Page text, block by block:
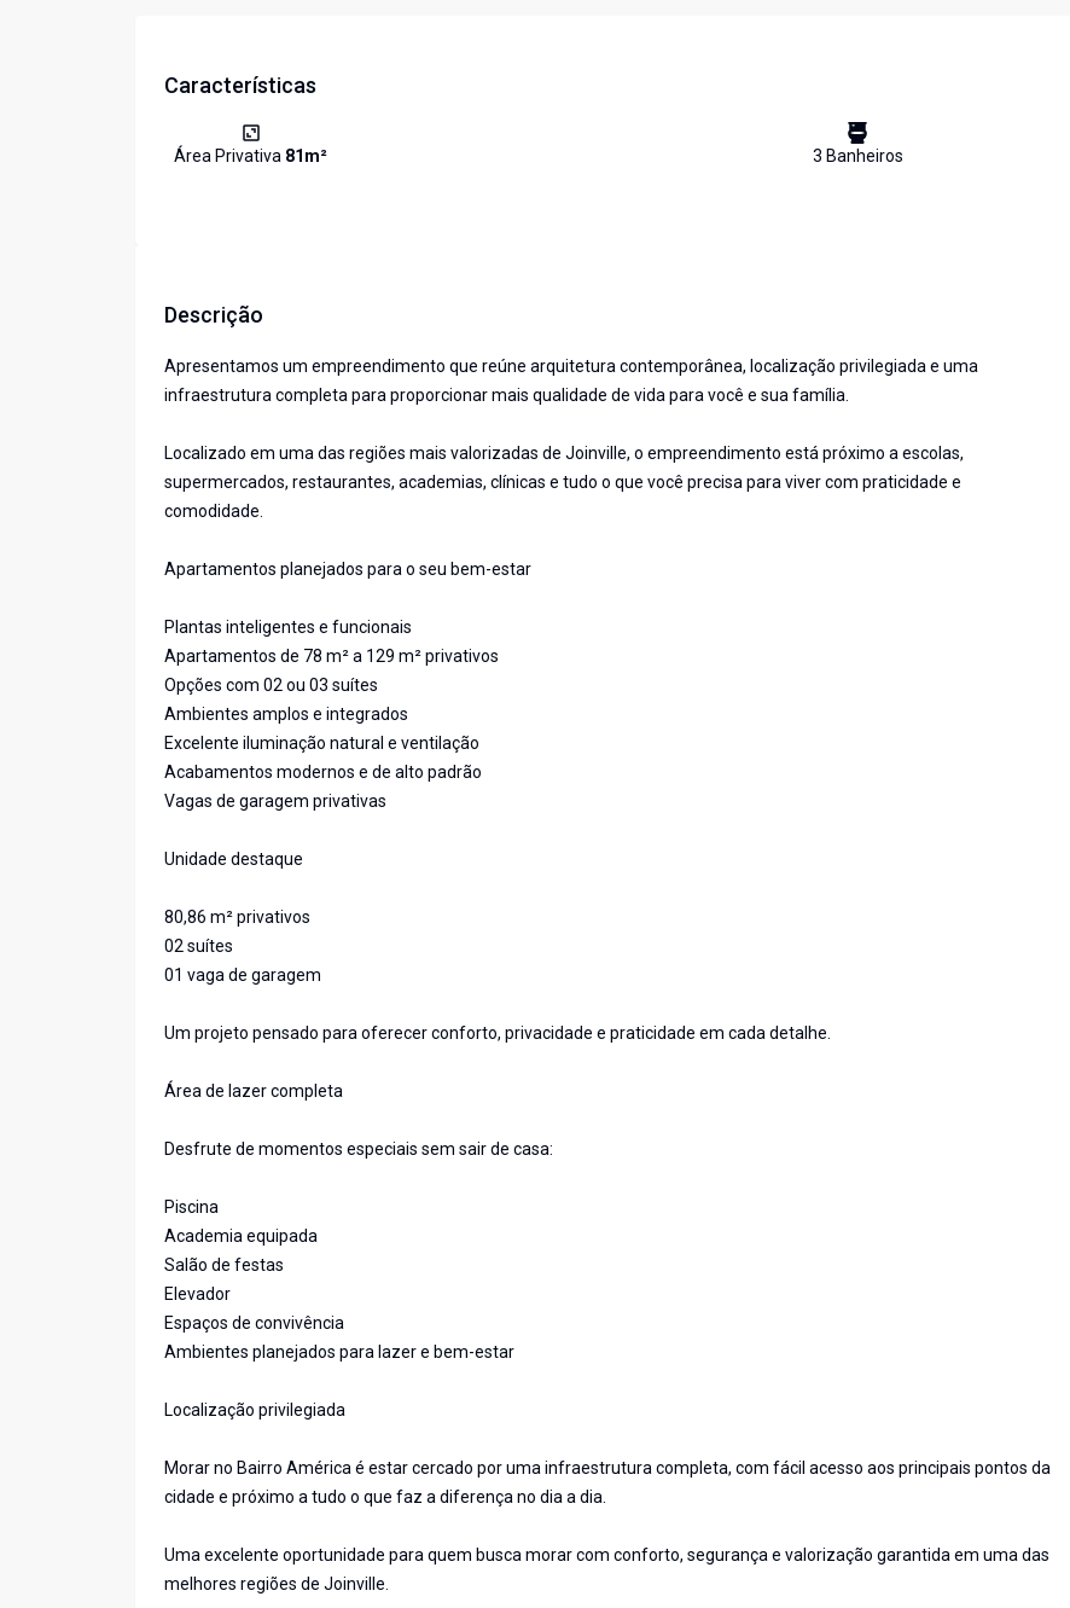
Características
Área Privativa 81m² 3 Banheiros
Descrição
Apresentamos um empreendimento que reúne arquitetura contemporânea, localização privilegiada e uma
infraestrutura completa para proporcionar mais qualidade de vida para você e sua família.
Localizado em uma das regiões mais valorizadas de Joinville, o empreendimento está próximo a escolas,
supermercados, restaurantes, academias, clínicas e tudo o que você precisa para viver com praticidade e
comodidade.
Apartamentos planejados para o seu bem-estar
Plantas inteligentes e funcionais
Apartamentos de 78 m² a 129 m² privativos
Opções com 02 ou 03 suítes
Ambientes amplos e integrados
Excelente iluminação natural e ventilação
Acabamentos modernos e de alto padrão
Vagas de garagem privativas
Unidade destaque
80,86 m² privativos
02 suítes
01 vaga de garagem
Um projeto pensado para oferecer conforto, privacidade e praticidade em cada detalhe.
Área de lazer completa
Desfrute de momentos especiais sem sair de casa:
Piscina
Academia equipada
Salão de festas
Elevador
Espaços de convivência
Ambientes planejados para lazer e bem-estar
Localização privilegiada
Morar no Bairro América é estar cercado por uma infraestrutura completa, com fácil acesso aos principais pontos da
cidade e próximo a tudo o que faz a diferença no dia a dia.
Uma excelente oportunidade para quem busca morar com conforto, segurança e valorização garantida em uma das
melhores regiões de Joinville.